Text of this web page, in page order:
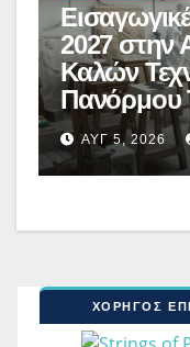
2027 στην
Καλών
Πανόρμου
ΑΥΓ 5, 2026
ΧΟΡΗΓΟΣ